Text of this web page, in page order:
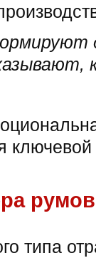
типа